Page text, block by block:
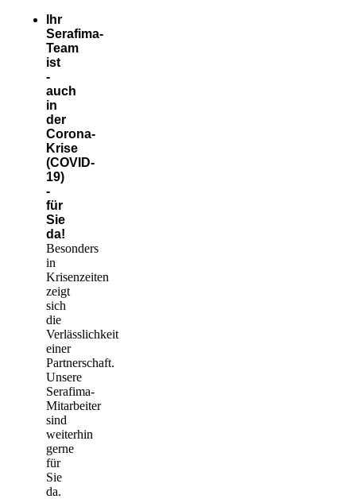
Ihr
Serafima-
Team
ist
-
auch
in
der
Corona-
Krise
(COVID-
19)
-
für
Sie
da!
Besonders
in
Krisenzeiten
zeigt
sich
die
Verlässlichkeit
einer
Partnerschaft.
Unsere
Serafima-
Mitarbeiter
sind
weiterhin
gerne
für
Sie
da.